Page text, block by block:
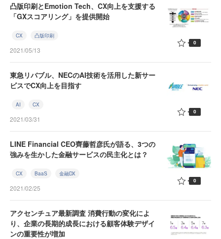
凸版印刷とEmotion Tech、CX向上を支援する
「GXスコアリング」を提供開始
CX 凸版印刷
2021/05/13
0
東急リバブル、NECのAI技術を活用した新サー
ビスでCX向上を目指す
AI CX
2021/03/31
0
LINE Financial CEO齊藤哲彦氏が語る、3つの
強みを生かした金融サービスの民主化とは？
CX BaaS 金融DX
2021/02/25
0
アクセンチュア最新調査 消費行動の変化によ
り、企業の長期的成長における顧客体験デザイ
ンの重要性が増加